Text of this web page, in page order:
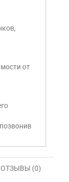
от
ОТЗЫВЫ (0)